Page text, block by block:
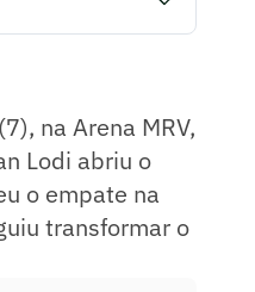
na Arena MRV,
Lodi abriu o
o empate na
transformar o